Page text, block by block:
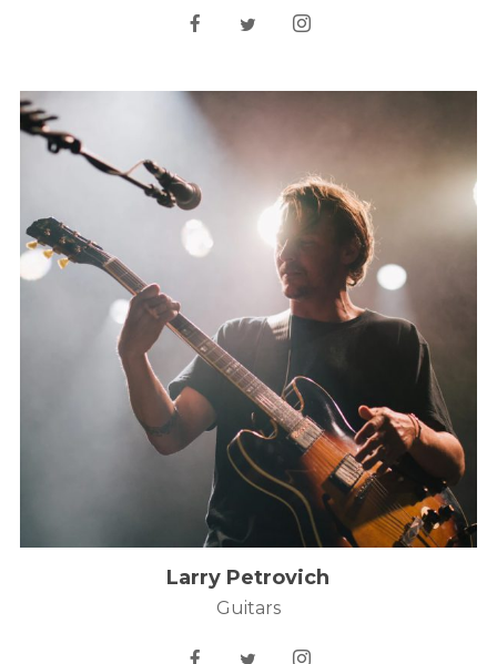
Sledujte nás na
Larry Petrovich
Guitars